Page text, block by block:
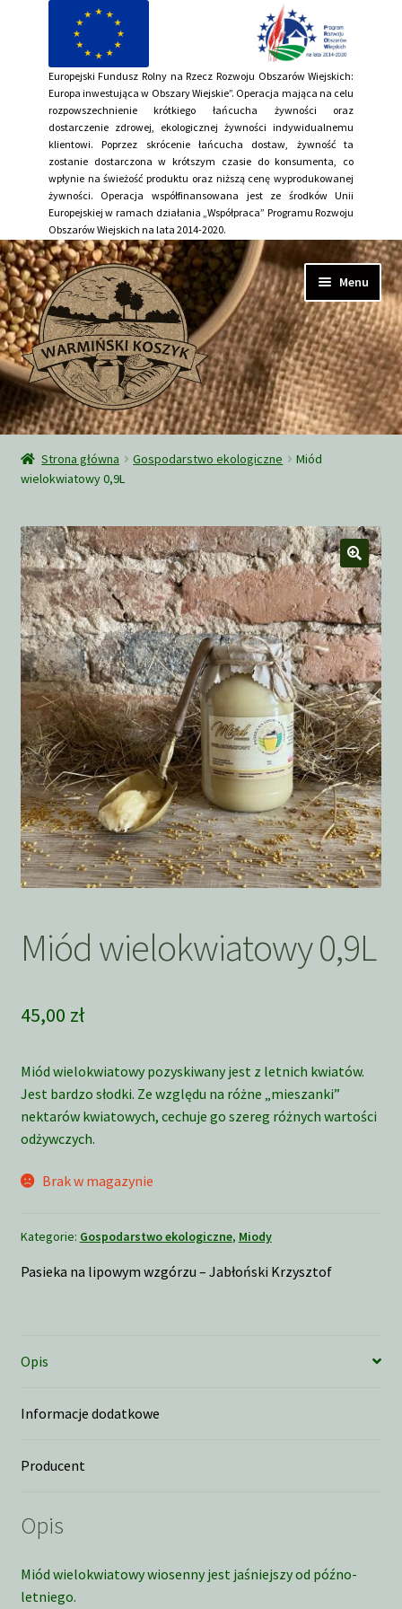
Europejski Fundusz Rolny na Rzecz Rozwoju Obszarów Wiejskich:
Europa inwestująca w Obszary Wiejskie”. Operacja mająca na celu
rozpowszechnienie krótkiego łańcucha żywności oraz
dostarczenie zdrowej, ekologicznej żywności indywidualnemu
klientowi. Poprzez skrócenie łańcucha dostaw, żywność ta
zostanie dostarczona w krótszym czasie do konsumenta, co
wpłynie na świeżość produktu oraz niższą cenę wyprodukowanej
żywności. Operacja współfinansowana jest ze środków Unii
Europejskiej w ramach działania „Współpraca” Programu Rozwoju
Obszarów Wiejskich na lata 2014-2020.
Przejdź
do
nawigacji
Przejdź
do
treści
Menu
Sklep
Rozwiń
O nas
Wysyłka
Zamówienie
Ciekawe teksty
Strona główna Gospodarstwo ekologiczne
Miód
wielokwiatowy 0,9L
Miód wielokwiatowy 0,9L
45,00 zł
Miód wielokwiatowy pozyskiwany jest z letnich kwiatów.
Jest bardzo słodki. Ze względu na różne „mieszanki”
nektarów kwiatowych, cechuje go szereg różnych wartości
odżywczych.
Brak w magazynie
Kategorie: Gospodarstwo ekologiczne, Miody
Pasieka na lipowym wzgórzu – Jabłoński Krzysztof
Opis
Informacje dodatkowe
Producent
Opis
Miód wielokwiatowy wiosenny jest jaśniejszy od późno-
letniego.